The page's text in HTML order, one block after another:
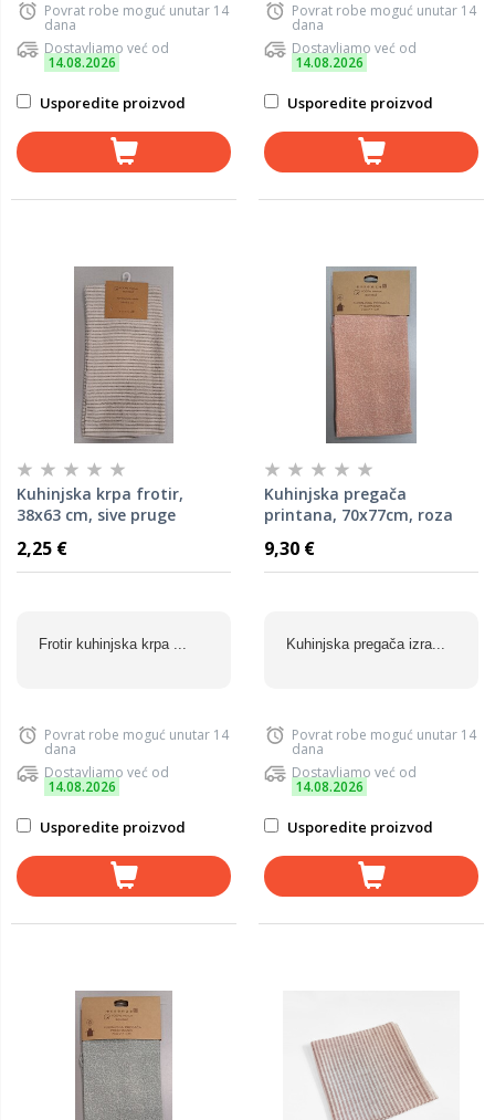
Povrat robe moguć unutar 14
dana
Dostavljamo već od
14.08.2026
Usporedite proizvod
Povrat robe moguć unutar 14
dana
Dostavljamo već od
14.08.2026
Usporedite proizvod
Kuhinjska krpa frotir,
38x63 cm, sive pruge
2,25 €
Frotir kuhinjska krpa ...
Povrat robe moguć unutar 14
dana
Dostavljamo već od
14.08.2026
Usporedite proizvod
Kuhinjska pregača
printana, 70x77cm, roza
9,30 €
Kuhinjska pregača izra...
Povrat robe moguć unutar 14
dana
Dostavljamo već od
14.08.2026
Usporedite proizvod